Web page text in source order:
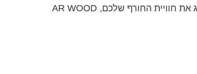
ברמה הגבוהה ביותר, עם דגש על איכות, יובש והתאמה אישית לצרכים שלכם. אם אתם מחפשים חימום טבעי שישדרג את חוויית החורף שלכם, AR WOOD